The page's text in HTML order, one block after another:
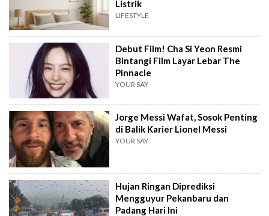
Listrik
LIFESTYLE
Debut Film! Cha Si Yeon Resmi
Bintangi Film Layar Lebar The
Pinnacle
YOUR SAY
Jorge Messi Wafat, Sosok Penting
di Balik Karier Lionel Messi
YOUR SAY
Hujan Ringan Diprediksi
Mengguyur Pekanbaru dan
Padang Hari Ini